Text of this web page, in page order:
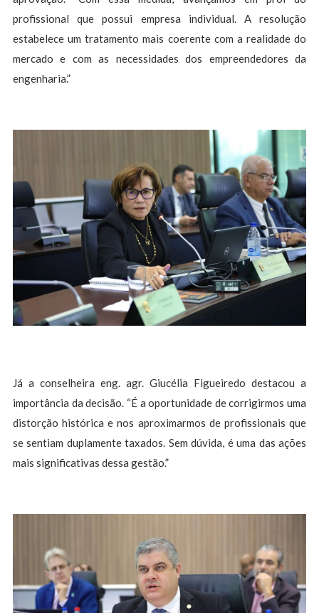
profissional que possui empresa individual. A resolução
estabelece um tratamento mais coerente com a realidade do
mercado e com as necessidades dos empreendedores da
engenharia.”
Já a conselheira eng. agr. Giucélia Figueiredo destacou a
importância da decisão. “É a oportunidade de corrigirmos uma
distorção histórica e nos aproximarmos de profissionais que
se sentiam duplamente taxados. Sem dúvida, é uma das ações
mais significativas dessa gestão.”